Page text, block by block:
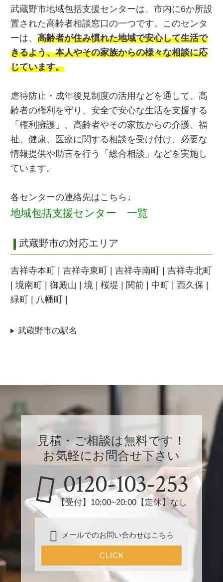
武蔵野市地域包括支援センターは、市内に6か所設
置された高齢者相談窓口の一つです。このセンタ
ーは、 高齢者が住み慣れた地域で安心して生活で
きるよう、本人やその家族からの様々な相談に応
じています。
虐待防止・成年後見制度の活用などを通して、高
齢者の権利を守り、安全で安心な生活を支援する
「権利擁護」、高齢者やその家族からの介護、福
祉、健康、医療に関する相談を受け付け、必要な
情報提供や助言を行う「総合相談」などを実施し
ています。
各センターの連絡先はこちら↓
地域包括支援センター 一覧
武蔵野市の対応エリア
吉祥寺本町 | 吉祥寺東町 | 吉祥寺南町 | 吉祥寺北町
| 境南町 | 御殿山 | 境 | 桜堤 | 関前 | 中町 | 西久保 |
緑町 | 八幡町 |
武蔵野市の駅名
見積・ご相談は無料です！
お気軽にお問合せ下さい
0120-103-253
【受付】10:00~20:00【定休】なし
メールでのお問い合わせはこちら
CLICK